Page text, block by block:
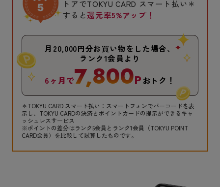
トアでTOKYU CARD スマート払い＊
すると還元率5%アップ！
月20,000円分お買い物をした場合、
ランク1会員より
6ヶ月で7,800P おトク！
＊TOKYU CARD スマート払い：スマートフォンでバーコードを表
示し、TOKYU CARDの決済とポイントカードの提示ができるキャ
ッシュレスサービス
※ポイントの差分はランク5会員とランク1会員（TOKYU POINT
CARD会員）を比較して試算したものです。